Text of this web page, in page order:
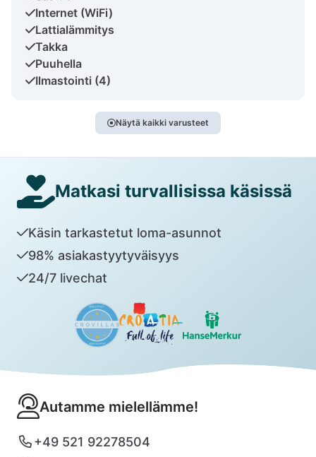
Internet (WiFi)
Lattialämmitys
Takka
Puuhella
Ilmastointi (4)
Näytä kaikki varusteet
Matkasi turvallisissa käsissä
Käsin tarkastetut loma-asunnot
98% asiakastyytyväisyys
24/7 livechat
Autamme mielellämme!
+49 521 92278504